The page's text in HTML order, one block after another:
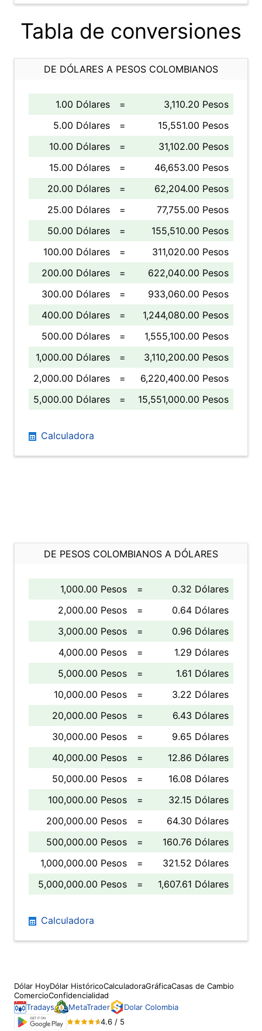
Tabla de conversiones
DE DÓLARES A PESOS COLOMBIANOS
1.00 Dólares =
3,110.20 Pesos
5.00 Dólares
=
15,551.00 Pesos
10.00 Dólares
=
31,102.00 Pesos
15.00 Dólares
=
46,653.00 Pesos
20.00 Dólares
=
62,204.00 Pesos
25.00 Dólares
=
77,755.00 Pesos
50.00 Dólares
=
155,510.00 Pesos
100.00 Dólares
=
311,020.00 Pesos
200.00 Dólares
=
622,040.00 Pesos
300.00 Dólares
=
933,060.00 Pesos
400.00 Dólares
=
1,244,080.00 Pesos
500.00 Dólares
=
1,555,100.00 Pesos
1,000.00 Dólares
=
3,110,200.00 Pesos
2,000.00 Dólares
=
6,220,400.00 Pesos
5,000.00 Dólares
= 15,551,000.00 Pesos
Calculadora
DE PESOS COLOMBIANOS A DÓLARES
1,000.00 Pesos =
0.32 Dólares
2,000.00 Pesos
=
0.64 Dólares
3,000.00 Pesos
=
0.96 Dólares
4,000.00 Pesos
=
1.29 Dólares
5,000.00 Pesos
=
1.61 Dólares
10,000.00 Pesos
=
3.22 Dólares
20,000.00 Pesos
=
6.43 Dólares
30,000.00 Pesos
=
9.65 Dólares
40,000.00 Pesos
=
12.86 Dólares
50,000.00 Pesos
=
16.08 Dólares
100,000.00 Pesos
=
32.15 Dólares
200,000.00 Pesos
=
64.30 Dólares
500,000.00 Pesos
=
160.76 Dólares
1,000,000.00 Pesos
=
321.52 Dólares
5,000,000.00 Pesos
= 1,607.61 Dólares
Calculadora
Dólar HoyDólar HistóricoCalculadoraGráficaCasas de Cambio
ComercioConfidencialidad
Tradays
MetaTrader
Dolar Colombia
4.6 / 5